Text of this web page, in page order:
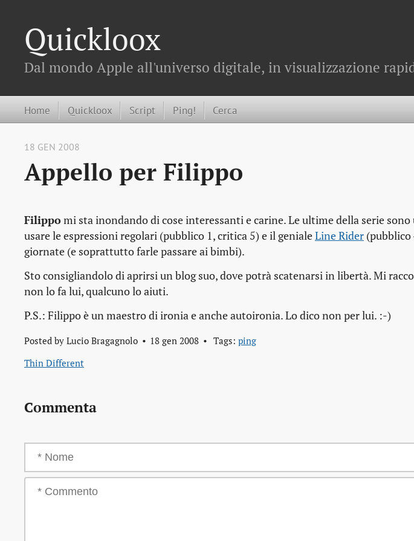
Quickloox
Dal mondo Apple all'universo digitale, in visualizzazione
Home Quickloox Script Ping! Cerca
18 GEN 2008
Appello per Filippo
Filippomi sta inondando di cose interessanti e carine. Le ultime della serie
usare le espressioni regolari (pubblico 1, critica 5) e il genialeLine Rider (pubblico
giornate (e soprattutto farle passare ai bimbi).
Sto consigliandolo di aprirsi un blog suo, dove potrà scatenarsi in libertà. Mi
non lo fa lui, qualcuno lo aiuti.
P.S.: Filippo è un maestro di ironia e anche autoironia. Lo dico non per lui. :-)
Posted by Lucio Bragagnolo 18 gen 2008 Tags: ping
Thin Different
Commenta